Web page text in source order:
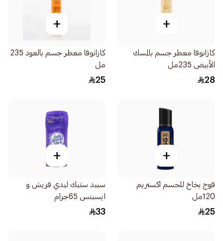
+
كازانوفا معطر جسم بالمسك
الأبيض 235مل
28
+
كازانوفا معطر جسم بالعود 235
مل
25
+
فوج بخاخ للجسم اكستريم
120مل
25
+
سبيد ستيك ليدي فريش و
ايسينس 65جرام
33